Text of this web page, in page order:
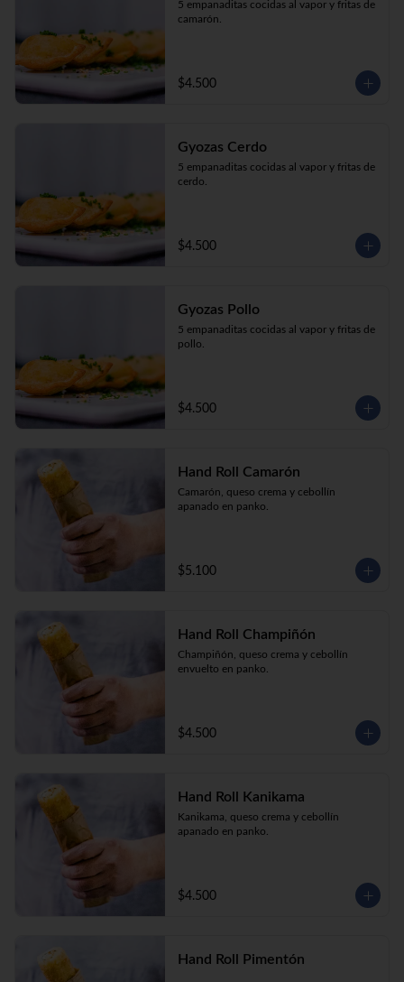
5 empanaditas cocidas al vapor y fritas de
camarón.
$4.500
Gyozas Cerdo
5 empanaditas cocidas al vapor y fritas de
cerdo.
$4.500
Gyozas Pollo
5 empanaditas cocidas al vapor y fritas de
pollo.
$4.500
Hand Roll Camarón
Camarón, queso crema y cebollín
apanado en panko.
$5.100
Hand Roll Champiñón
Champiñón, queso crema y cebollín
envuelto en panko.
$4.500
Hand Roll Kanikama
Kanikama, queso crema y cebollín
apanado en panko.
$4.500
Hand Roll Pimentón